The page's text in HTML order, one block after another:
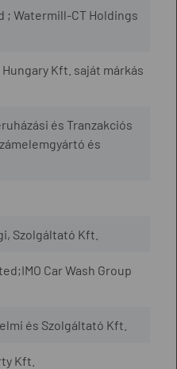
; Watermill-CT Holdings
Kft. saját márkás
és Tranzakciós
és
Szolgáltató Kft.
Car Wash Group
és Szolgáltató Kft.
Kft.